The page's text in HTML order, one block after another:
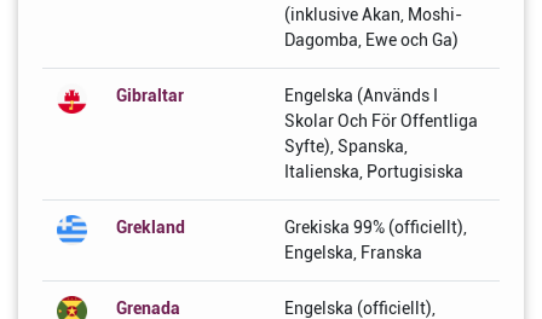
(inklusive Akan, Moshi-
Dagomba, Ewe och Ga)
Gibraltar
Engelska (Används I
Skolar Och För Offentliga
Syfte), Spanska,
Italienska, Portugisiska
Grekland
Grekiska 99% (officiellt),
Engelska, Franska
Grenada
Engelska (officiellt),